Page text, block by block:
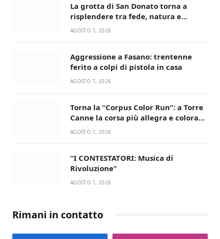
La grotta di San Donato torna a
risplendere tra fede, natura e
devozione
AGOSTO 7, 2026
Aggressione a Fasano: trentenne
ferito a colpi di pistola in casa
AGOSTO 7, 2026
Torna la “Corpus Color Run”: a Torre
Canne la corsa più allegra e colorata
dell’estate!
AGOSTO 7, 2026
“I CONTESTATORI: Musica di
Rivoluzione”
AGOSTO 7, 2026
Rimani in contatto